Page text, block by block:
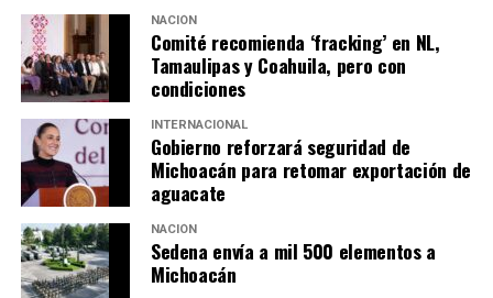
NACIÓN
Comité recomienda ‘fracking’ en NL,
Tamaulipas y Coahuila, pero con
condiciones
INTERNACIONAL
Gobierno reforzará seguridad de
Michoacán para retomar exportación de
aguacate
NACIÓN
Sedena envía a mil 500 elementos a
Michoacán